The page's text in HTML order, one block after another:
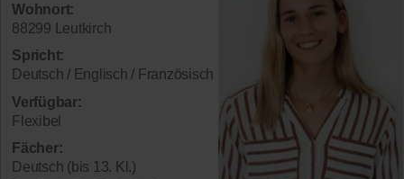
Wohnort:
88299 Leutkirch
Spricht:
Deutsch / Englisch / Französisch
Verfügbar:
Flexibel
Fächer:
Deutsch (bis 13. Kl.)